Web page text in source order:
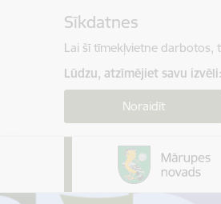
Sīkdatnes
Lai šī tīmekļvietne darbotos,
Lūdzu, atzīmējiet savu izvēli:
Noraidīt